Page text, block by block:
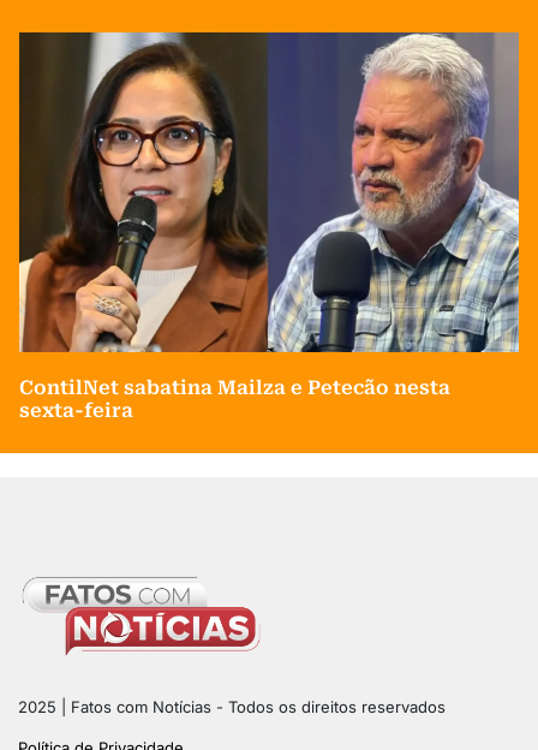
ContilNet sabatina Mailza e Petecão nesta
sexta-feira
2025 | Fatos com Notícias - Todos os direitos reservados